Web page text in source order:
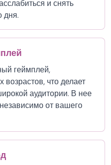
и снять
дня.
геймплей,
что делает
аудитории. В нее
от вашего